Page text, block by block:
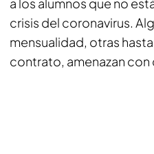
crisis del coronavirus.
mensualidad, otras
contrato, amenazan con